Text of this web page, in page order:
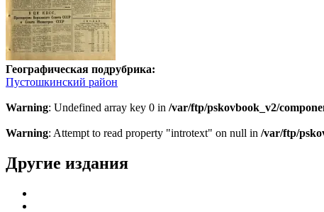
Географическая подрубрика:
Пустошкинский район
Warning: Undefined array key 0 in /var/ftp/pskovbook_v2/
Warning: Attempt to read property "introtext" on null in /var/ftp/
Другие издания